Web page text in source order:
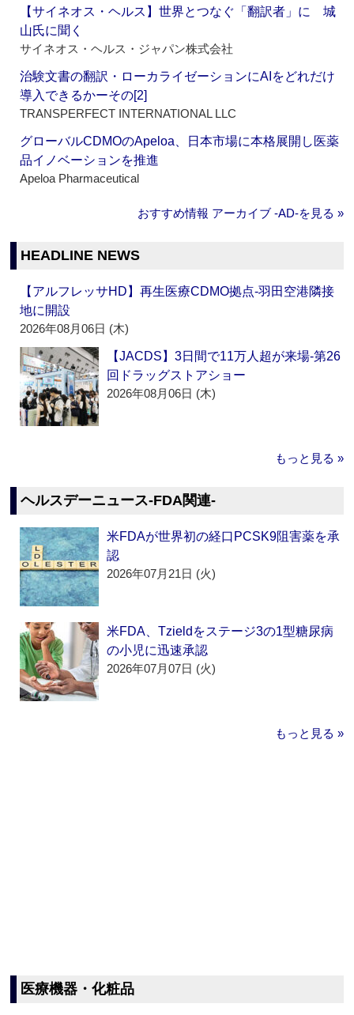
【サイネオス・ヘルス】世界とつなぐ「翻訳者」に 城
山氏に聞く
サイネオス・ヘルス・ジャパン株式会社
治験文書の翻訳・ローカライゼーションにAIをどれだけ
導入できるかーその[2]
TRANSPERFECT INTERNATIONAL LLC
グローバルCDMOのApeloa、日本市場に本格展開し医薬
品イノベーションを推進
Apeloa Pharmaceutical
おすすめ情報 アーカイブ ‐AD‐を見る »
HEADLINE NEWS
【アルフレッサHD】再生医療CDMO拠点‐羽田空港隣接
地に開設
2026年08月06日 (木)
【JACDS】3日間で11万人超が来場‐第26
回ドラッグストアショー
2026年08月06日 (木)
もっと見る »
ヘルスデーニュース‐FDA関連‐
米FDAが世界初の経口PCSK9阻害薬を承
認
2026年07月21日 (火)
米FDA、Tzieldをステージ3の1型糖尿病
の小児に迅速承認
2026年07月07日 (火)
もっと見る »
医療機器・化粧品